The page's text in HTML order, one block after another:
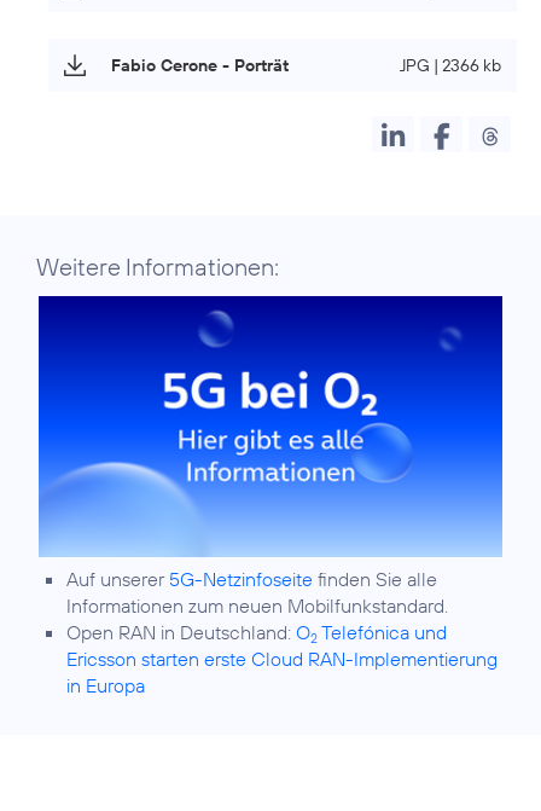
Fabio Cerone - Porträt JPG | 2366 kb
Weitere Informationen:
Auf unserer 5G-Netzinfoseite finden Sie alle
Informationen zum neuen Mobilfunkstandard.
Open RAN in Deutschland: O2 Telefónica und
Ericsson starten erste Cloud RAN-Implementierung
in Europa